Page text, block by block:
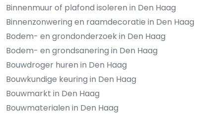
Binnenmuur of plafond isoleren in Den Haag
Binnenzonwering en raamdecoratie in Den Haag
Bodem- en grondonderzoek in Den Haag
Bodem- en grondsanering in Den Haag
Bouwdroger huren in Den Haag
Bouwkundige keuring in Den Haag
Bouwmarkt in Den Haag
Bouwmaterialen in Den Haag